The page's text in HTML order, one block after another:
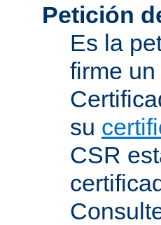
Petición
Es la
firme un
su
CSR